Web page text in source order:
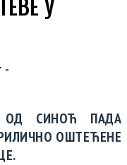
-
ОД СИНОЋ ПАДА
ОШТЕЋЕНЕ